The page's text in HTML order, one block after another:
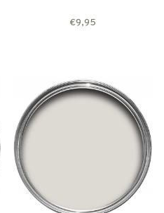
€9,95